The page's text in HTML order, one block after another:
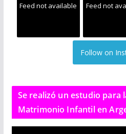
Feed not available Feed not
Follow on
Se realizó un estudio para
Matrimonio Infantil en